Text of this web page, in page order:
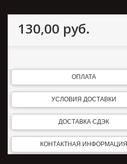
130,00 руб.
ОПЛАТА
УСЛОВИЯ ДОСТАВКИ
ДОСТАВКА СДЭК
КОНТАКТНАЯ ИНФОРМАЦИЯ